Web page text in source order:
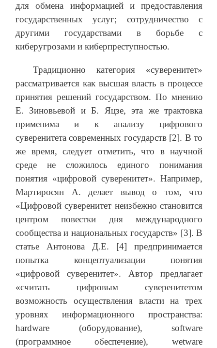
для обмена информацией и предоставления
государственных услуг; сотрудничество с
другими государствами в борьбе с
киберугрозами и киберпреступностью.
Традиционно категория «суверенитет»
рассматривается как высшая власть в процессе
принятия решений государством. По мнению
Е. Зиновьевой и Б. Яцзе, эта же трактовка
применима и к анализу цифрового
суверенитета современных государств [2]. В то
же время, следует отметить, что в научной
среде не сложилось единого понимания
понятия «цифровой суверенитет». Например,
Мартиросян А. делает вывод о том, что
«Цифровой суверенитет неизбежно становится
центром повестки дня международного
сообщества и национальных государств» [3]. В
статье Антонова Д.Е. [4] предпринимается
попытка концептуализации понятия
«цифровой суверенитет». Автор предлагает
«считать цифровым суверенитетом
возможность осуществления власти на трех
уровнях информационного пространства:
hardware (оборудование), software
(программное обеспечение), wetware